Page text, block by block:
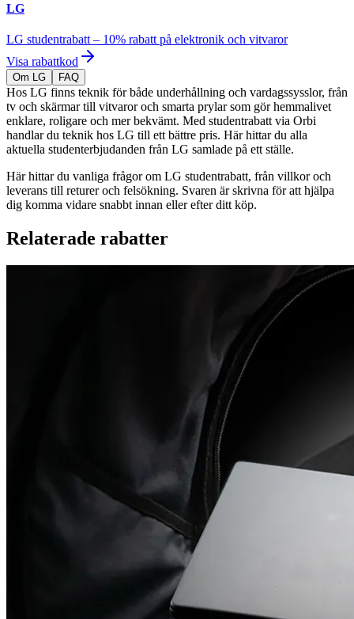
LG
LG studentrabatt – 10% rabatt på elektronik och vitvaror
Visa rabattkod
Om LG FAQ
Hos LG finns teknik för både underhållning och vardagssysslor, från
tv och skärmar till vitvaror och smarta prylar som gör hemmalivet
enklare, roligare och mer bekvämt. Med studentrabatt via Orbi
handlar du teknik hos LG till ett bättre pris. Här hittar du alla
aktuella studenterbjudanden från LG samlade på ett ställe.
Här hittar du vanliga frågor om LG studentrabatt, från villkor och
leverans till returer och felsökning. Svaren är skrivna för att hjälpa
dig komma vidare snabbt innan eller efter ditt köp.
Relaterade rabatter